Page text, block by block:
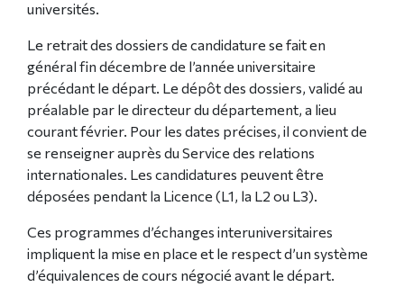
universités.
Le retrait des dossiers de candidature se fait en
général fin décembre de l’année universitaire
précédant le départ. Le dépôt des dossiers, validé au
préalable par le directeur du département, a lieu
courant février. Pour les dates précises, il convient de
se renseigner auprès du Service des relations
internationales. Les candidatures peuvent être
déposées pendant la Licence (L1, la L2 ou L3).
Ces programmes d’échanges interuniversitaires
impliquent la mise en place et le respect d’un système
d’équivalences de cours négocié avant le départ.